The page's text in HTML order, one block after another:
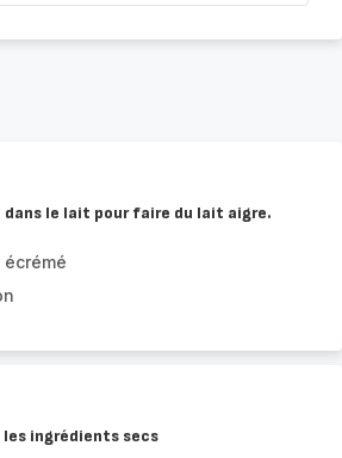
dans le lait pour faire du lait aigre.
écrémé
les ingrédients secs